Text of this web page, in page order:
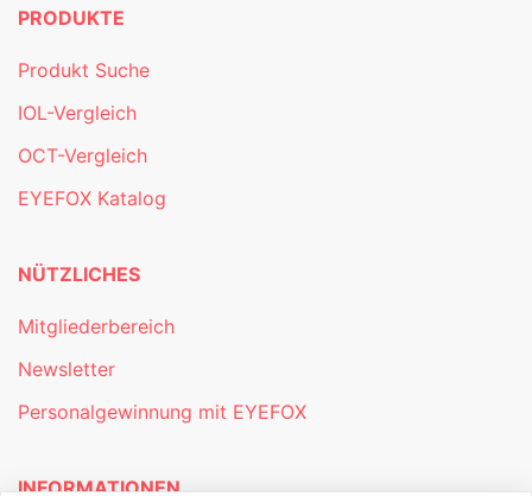
PRODUKTE
Produkt Suche
IOL-Vergleich
OCT-Vergleich
EYEFOX Katalog
NÜTZLICHES
Mitgliederbereich
Newsletter
Personalgewinnung mit EYEFOX
INFORMATIONEN